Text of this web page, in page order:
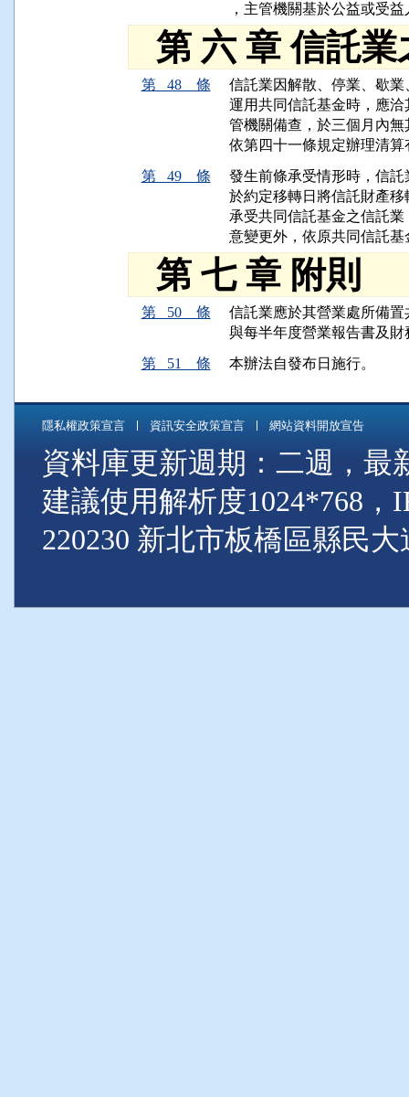
，主管機關基於公益或受
第 六 章 信託業
第 48 條
信託業因解散、停業、歇
運用共同信託基金時，應
管機關備查，於三個月內
依第四十一條規定辦理清算
第 49 條
發生前條承受情形時，信
於約定移轉日將信託財產
承受共同信託基金之信託
意變更外，依原共同信託
第 七 章 附則
第 50 條
信託業應於其營業處所備
與每半年度營業報告書及
第 51 條
本辦法自發布日施行。
隱私權政策宣言 資訊安全政策宣言 網站資料開放宣告
資料庫更新週期：二週，最
建議使用解析度1024*768
220230 新北市板橋區縣民